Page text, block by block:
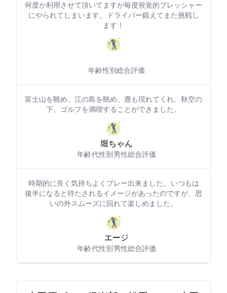
何度か利用させて頂いてますが毎度視覚的プレッシャー
にやられてしまいます。 ドライバー鍛えてまた挑戦し
ます！
年齢:性別: 総合評価: 5
富士山を眺め、江の島を眺め、鹿も現れてくれ、秋空の
下、ゴルフを満喫することができました。
堀ちゃん6740
年齢: 60代性別: 男性総合評価: 5
時期的に良く気持ちよくプレー出来ました。 いつもは
後半になると待たされるイメージがあったのですが、思
いの外スムーズに回れて楽しめました。
エージ16645
年齢: 50代性別: 男性総合評価: 5